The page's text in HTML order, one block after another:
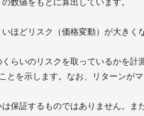
数値をもとに算出しています。
ほどリスク（価格変動）が大きく
らいのリスクを取っているかを計
を示します。なお、リターンが
保証するものではありません。ま